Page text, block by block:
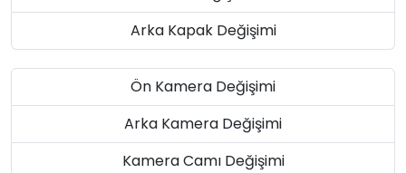
Arka Kapak Değişimi
Ön Kamera Değişimi
Arka Kamera Değişimi
Kamera Camı Değişimi